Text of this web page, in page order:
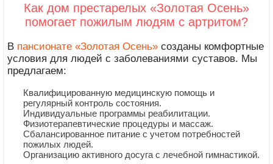
Как дом престарелых «Золотая Осень»
помогает пожилым людям с артритом?
В пансионате «Золотая Осень» созданы комфортные
условия для людей с заболеваниями суставов. Мы
предлагаем:
Квалифицированную медицинскую помощь и
регулярный контроль состояния.
Индивидуальные программы реабилитации.
Физиотерапевтические процедуры и массаж.
Сбалансированное питание с учетом потребностей
пожилых людей.
Организацию активного досуга с лечебной гимнастикой.